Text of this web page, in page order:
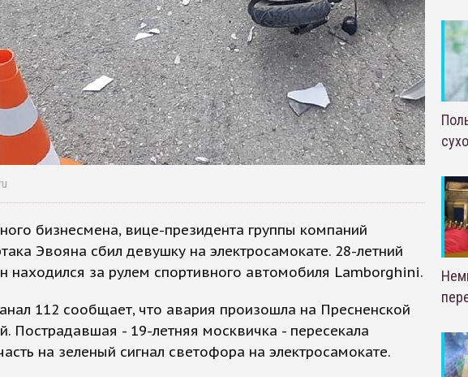
бизнесмена, вице-президента группы компаний
Эвояна сбил девушку на электросамокате. 28-летний
находился за рулем спортивного автомобиля Lamborghini.
112 сообщает, что авария произошла на Пресненской
Пострадавшая - 19-летняя москвичка - пересекала
на зеленый сигнал светофора на электросамокате.